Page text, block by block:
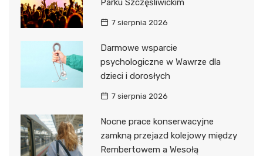
Parku Szczęśliwickim
7 sierpnia 2026
Darmowe wsparcie
psychologiczne w Wawrze dla
dzieci i dorosłych
7 sierpnia 2026
Nocne prace konserwacyjne
zamkną przejazd kolejowy między
Rembertowem a Wesołą